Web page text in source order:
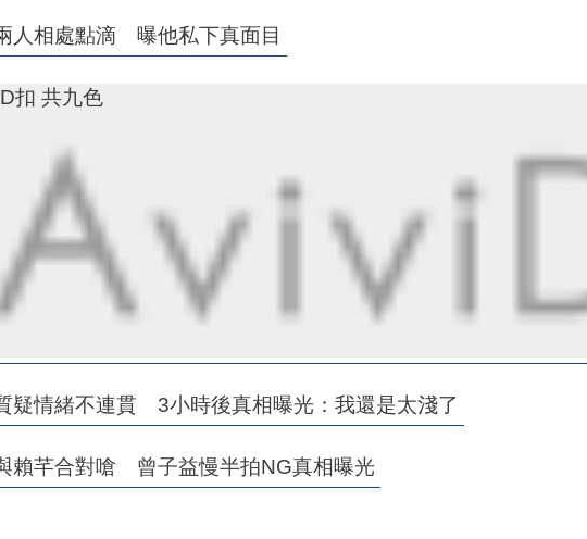
人相處點滴 曝他私下真面目
扣 共九色
疑情緒不連貫 3小時後真相曝光：我還是太淺了
賴芊合對嗆 曾子益慢半拍NG真相曝光